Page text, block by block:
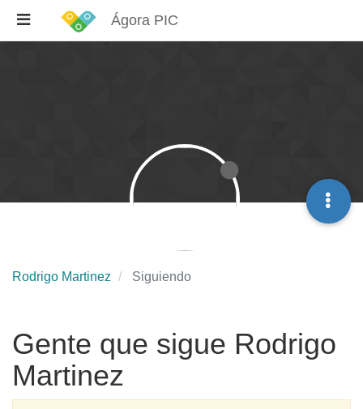
Ágora PIC
Rodrigo Martinez Siguiendo
Gente que sigue Rodrigo
Martinez